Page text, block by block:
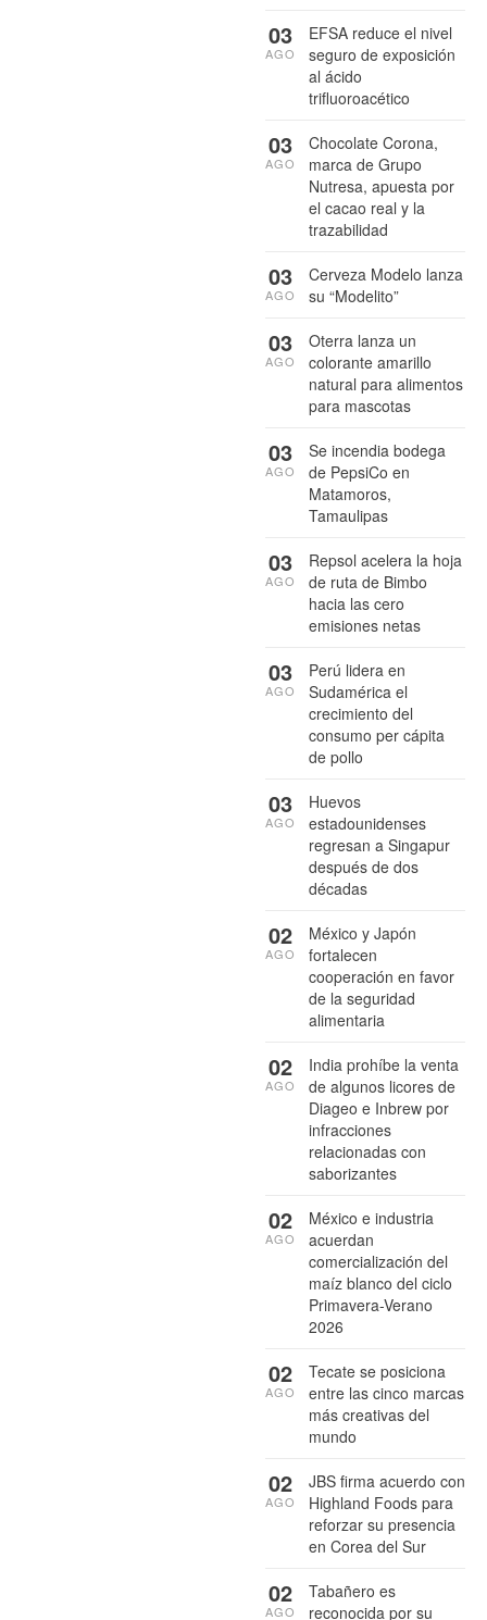
EFSA reduce el nivel
seguro de exposición
al ácido
trifluoroacético
03
AGO
Chocolate Corona,
marca de Grupo
Nutresa, apuesta por
el cacao real y la
trazabilidad
03
AGO
Cerveza Modelo lanza
su “Modelito”
03
AGO
Oterra lanza un
colorante amarillo
natural para alimentos
para mascotas
03
AGO
Se incendia bodega
de PepsiCo en
Matamoros,
Tamaulipas
03
AGO
Repsol acelera la hoja
de ruta de Bimbo
hacia las cero
emisiones netas
03
AGO
Perú lidera en
Sudamérica el
crecimiento del
consumo per cápita
de pollo
03
AGO
Huevos
estadounidenses
regresan a Singapur
después de dos
décadas
03
AGO
México y Japón
fortalecen
cooperación en favor
de la seguridad
alimentaria
02
AGO
India prohíbe la venta
de algunos licores de
Diageo e Inbrew por
infracciones
relacionadas con
saborizantes
02
AGO
México e industria
acuerdan
comercialización del
maíz blanco del ciclo
Primavera-Verano
2026
02
AGO
Tecate se posiciona
entre las cinco marcas
más creativas del
mundo
02
AGO
JBS firma acuerdo con
Highland Foods para
reforzar su presencia
en Corea del Sur
02
AGO
Tabañero es
reconocida por su
02
AGO